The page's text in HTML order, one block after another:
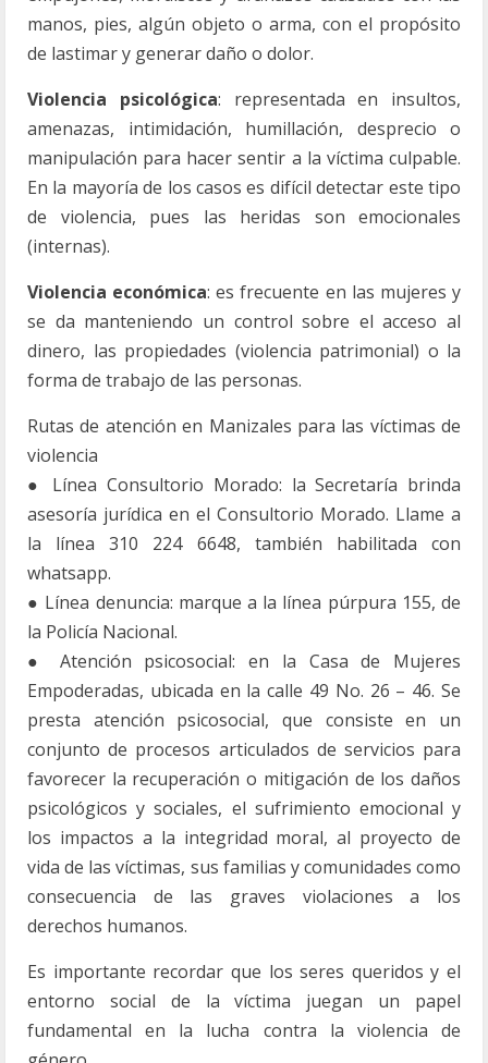
manos, pies, algún objeto o arma, con el propósito
de lastimar y generar daño o dolor.
Violencia psicológica: representada en insultos,
amenazas, intimidación, humillación, desprecio o
manipulación para hacer sentir a la víctima culpable.
En la mayoría de los casos es difícil detectar este tipo
de violencia, pues las heridas son emocionales
(internas).
Violencia económica: es frecuente en las mujeres y
se da manteniendo un control sobre el acceso al
dinero, las propiedades (violencia patrimonial) o la
forma de trabajo de las personas.
Rutas de atención en Manizales para las víctimas de
violencia
● Línea Consultorio Morado: la Secretaría brinda
asesoría jurídica en el Consultorio Morado. Llame a
la línea 310 224 6648, también habilitada con
whatsapp.
● Línea denuncia: marque a la línea púrpura 155, de
la Policía Nacional.
● Atención psicosocial: en la Casa de Mujeres
Empoderadas, ubicada en la calle 49 No. 26 – 46. Se
presta atención psicosocial, que consiste en un
conjunto de procesos articulados de servicios para
favorecer la recuperación o mitigación de los daños
psicológicos y sociales, el sufrimiento emocional y
los impactos a la integridad moral, al proyecto de
vida de las víctimas, sus familias y comunidades como
consecuencia de las graves violaciones a los
derechos humanos.
Es importante recordar que los seres queridos y el
entorno social de la víctima juegan un papel
fundamental en la lucha contra la violencia de